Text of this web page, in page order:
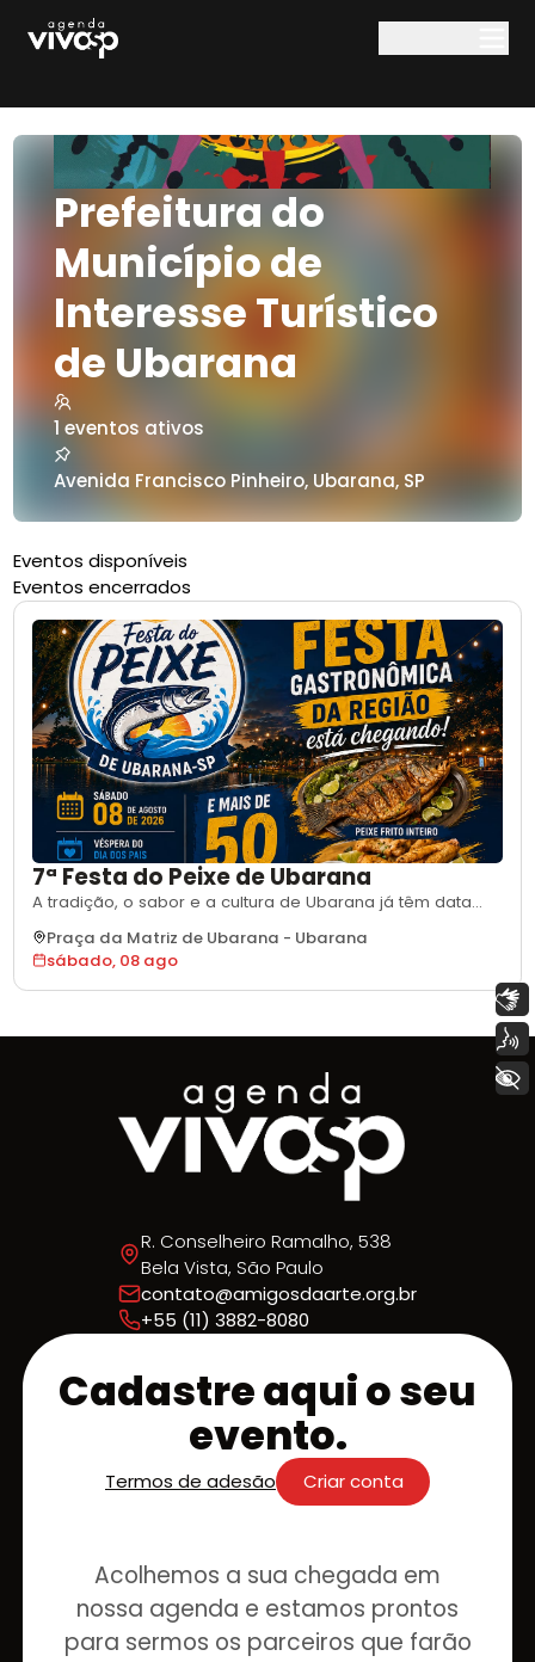
Prefeitura do
Município de
Interesse Turístico
de Ubarana
1 eventos ativos
Avenida Francisco Pinheiro, Ubarana, SP
Eventos disponíveis
Eventos encerrados
7ª Festa do Peixe de Ubarana
A tradição, o sabor e a cultura de Ubarana já têm data
marcada!. No próximo sábado, 08 de agosto de 2026,
véspera do Dia dos Pais, a partir das 18h, a Praça da
Matriz será palco da 7ª Festa do Peixe de Ubarana,
considerada uma das maiores festas gastronômicas da
Praça da Matriz de Ubarana - Ubarana
sábado, 08 ago
R. Conselheiro Ramalho, 538
Bela Vista, São Paulo
contato@amigosdaarte.org.br
+55 (11) 3882-8080
Cadastre aqui o seu
evento.
Termos de adesão Criar conta
Acolhemos a sua chegada em
nossa agenda e estamos prontos
para sermos os parceiros que farão
Libras
Voz
+ Acessibilidade